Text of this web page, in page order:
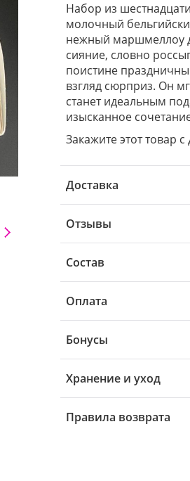
Набор из
молочный
нежный маршмеллоу
сияние, словно
поистине
взгляд сюрприз. Он
станет идеальным
изысканное
Закажите этот товар
Доставка
Отзывы
Состав
Оплата
Бонусы
Хранение и уход
Правила возврата